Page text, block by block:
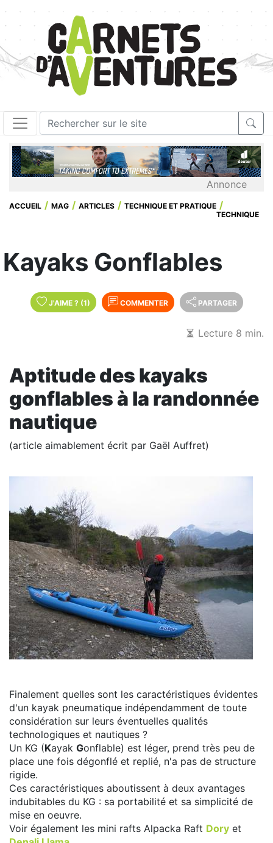
Annonce
ACCUEIL MAG ARTICLES
TECHNIQUE ET PRATIQUE
TECHNIQUE
Kayaks Gonflables
J'AIME ? (1) COMMENTER PARTAGER
Lecture 8 min.
Aptitude des kayaks
gonflables à la randonnée
nautique
(article aimablement écrit par Gaël Auffret)
Finalement quelles sont les caractéristiques évidentes
d'un kayak pneumatique indépendamment de toute
considération sur leurs éventuelles qualités
technologiques et nautiques ?
Un KG (Kayak Gonflable) est léger, prend très peu de
place une fois dégonflé et replié, n'a pas de structure
rigide.
Ces caractéristiques aboutissent à deux avantages
indubitables du KG : sa portabilité et sa simplicité de
mise en oeuvre.
Voir également les mini rafts Alpacka Raft Dory et